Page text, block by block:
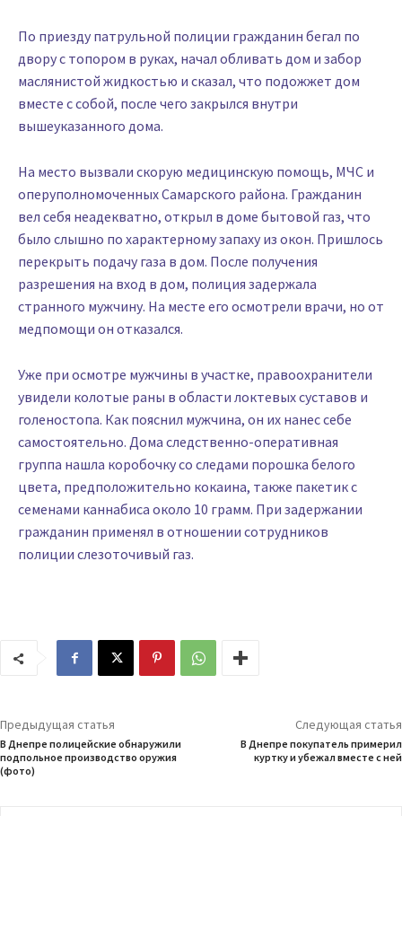
По приезду патрульной полиции гражданин бегал по
двору с топором в руках, начал обливать дом и забор
маслянистой жидкостью и сказал, что подожжет дом
вместе с собой, после чего закрылся внутри
вышеуказанного дома.
На место вызвали скорую медицинскую помощь, МЧС и
оперуполномоченных Самарского района. Гражданин
вел себя неадекватно, открыл в доме бытовой газ, что
было слышно по характерному запаху из окон. Пришлось
перекрыть подачу газа в дом. После получения
разрешения на вход в дом, полиция задержала
странного мужчину. На месте его осмотрели врачи, но от
медпомощи он отказался.
Уже при осмотре мужчины в участке, правоохранители
увидели колотые раны в области локтевых суставов и
голеностопа. Как пояснил мужчина, он их нанес себе
самостоятельно. Дома следственно-оперативная
группа нашла коробочку со следами порошка белого
цвета, предположительно кокаина, также пакетик с
семенами каннабиса около 10 грамм. При задержании
гражданин применял в отношении сотрудников
полиции слезоточивый газ.
Предыдущая статья
В Днепре полицейские обнаружили
подпольное производство оружия
(фото)
Следующая статья
В Днепре покупатель примерил
куртку и убежал вместе с ней